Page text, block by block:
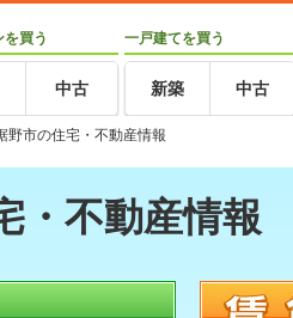
を買う
中古
一戸建てを買う
新築 中古
野市の住宅・不動産情報
・不動産情報